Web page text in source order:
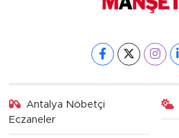
Antalya Nöbetçi
Eczaneler